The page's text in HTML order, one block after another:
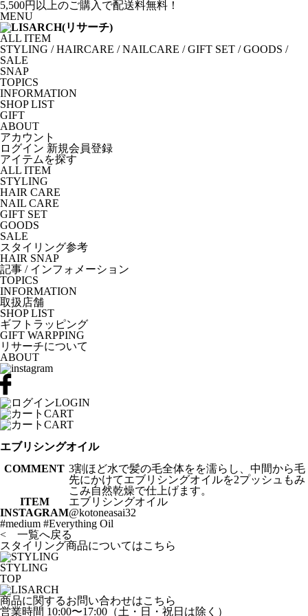
5,500円以上のご購入で配送料無料！
MENU
ALL ITEM
STYLING /HAIRCARE /NAILCARE /GIFT SET /GOODS /
SALE
SNAP
TOPICS
INFORMATION
SHOP LIST
GIFT
ABOUT
アカウント
ログイン 新規会員登録
アイテムを探す
ALL ITEM
STYLING
HAIR CARE
NAIL CARE
GIFT SET
GOODS
SALE
スタイリング参考
HAIR SNAP
記事 / インフォメーション
TOPICS
INFORMATION
取扱店舗
SHOP LIST
ギフトラッピング
GIFT WARPPING
リサーチについて
ABOUT
LOGIN
CART
CART
エブリシングオイル
COMMENT 3割ほど水で髪の毛全体をを濡らし、中間から毛
先にかけてエブリシングオイルを2プッシュもみ
こみ自然乾燥で仕上げます。
ITEM
エブリシングオイル
INSTAGRAM@kotoneasai32
#medium #Everything Oil
< 一覧へ戻る
スタイリング商品についてはこちら
STYLING
TOP
商品に関するお問い合わせはこちら
営業時間 10:00〜17:00（土・日・祝日は除く）